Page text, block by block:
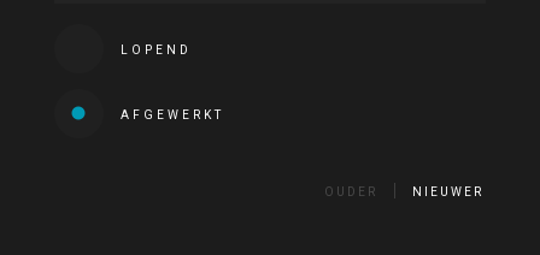
LOPEND
AFGEWERKT
OUDER NIEUWER